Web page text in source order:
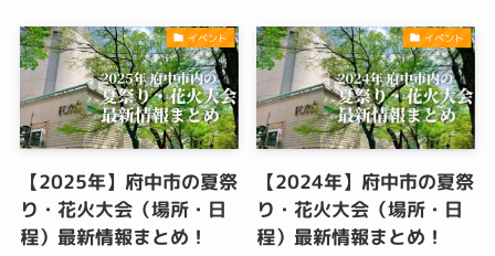
イベント
【2025年】府中市の夏祭
り・花火大会（場所・日
程）最新情報まとめ！
イベント
【2024年】府中市の夏祭
り・花火大会（場所・日
程）最新情報まとめ！